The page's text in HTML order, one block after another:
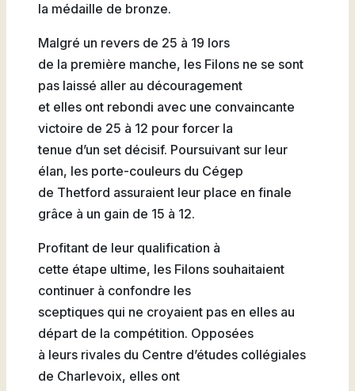
la médaille de bronze.
Malgré un revers de 25 à 19 lors
de la première manche, les Filons ne se sont
pas laissé aller au découragement
et elles ont rebondi avec une convaincante
victoire de 25 à 12 pour forcer la
tenue d’un set décisif. Poursuivant sur leur
élan, les porte-couleurs du Cégep
de Thetford assuraient leur place en finale
grâce à un gain de 15 à 12.
Profitant de leur qualification à
cette étape ultime, les Filons souhaitaient
continuer à confondre les
sceptiques qui ne croyaient pas en elles au
départ de la compétition. Opposées
à leurs rivales du Centre d’études collégiales
de Charlevoix, elles ont